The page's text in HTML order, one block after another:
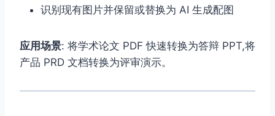
识别现有图片并保留或替换为 AI 生成配图
应用场景: 将学术论文 PDF 快速转换为答辩 PPT,将
产品 PRD 文档转换为评审演示。